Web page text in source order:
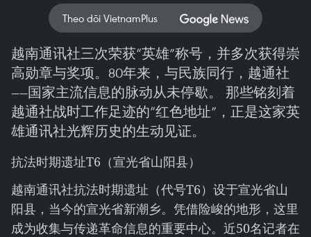
Theo dõi VietnamPlus
越南通讯社三次荣获“英雄”称号，并多次获得崇
高勋章与奖项。80年来，与民族同行，越通社
——国家主流信息的脉动从未停歇。 那些铭刻着
越通社战时工作足迹的“红色地址”，正是这家英
雄通讯社光辉历史的生动见证。
抗法时期遗址T6（宣光省山阳县）
越南通讯社抗法时期遗址（代号T6）设于宣光省山
阳县，当今的宣光省新潮乡。凭借险峻的地形，这里
成为收集与传递革命信息的重要中心。近50名记者在